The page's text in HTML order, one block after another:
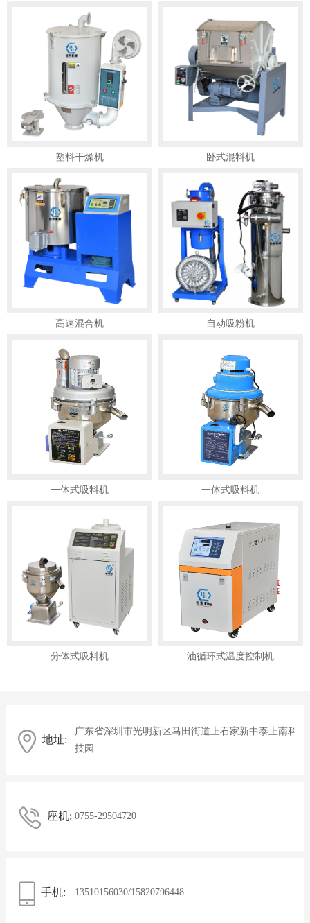
塑料干燥机 卧式混料机
高速混合机 自动吸粉机
一体式吸料机 一体式吸料机
分体式吸料机 油循环式温度控制机
地址:
广东省深圳市光明新区马田街道上石家新中泰上南科
技园
座机: 0755-29504720
手机: 13510156030/15820796448